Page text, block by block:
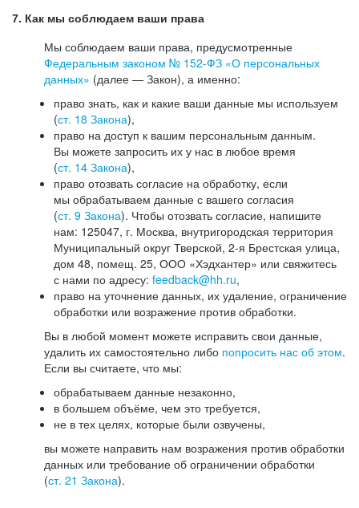
7. Как мы соблюдаем ваши права
Мы соблюдаем ваши права, предусмотренные
Федеральным законом № 152-ФЗ «О персональных
данных» (далее — Закон), а именно:
право знать, как и какие ваши данные мы используем
(ст. 18 Закона),
право на доступ к вашим персональным данным.
Вы можете запросить их у нас в любое время
(ст. 14 Закона),
право отозвать согласие на обработку, если
мы обрабатываем данные с вашего согласия
(ст. 9 Закона). Чтобы отозвать согласие, напишите
нам: 125047, г. Москва, внутригородская территория
Муниципальный округ Тверской, 2-я Брестская улица,
дом 48, помещ. 25, ООО «Хэдхантер» или свяжитесь
с нами по адресу: feedback@hh.ru,
право на уточнение данных, их удаление, ограничение
обработки или возражение против обработки.
Вы в любой момент можете исправить свои данные,
удалить их самостоятельно либо попросить нас об этом.
Если вы считаете, что мы:
обрабатываем данные незаконно,
в большем объёме, чем это требуется,
не в тех целях, которые были озвучены,
вы можете направить нам возражения против обработки
данных или требование об ограничении обработки
(ст. 21 Закона).